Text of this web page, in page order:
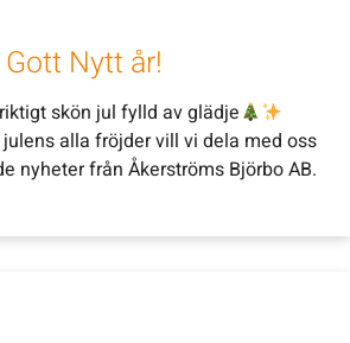
Nytt år!
skön jul fylld av glädje
alla fröjder vill vi dela med oss
nyheter från Åkerströms Björbo AB.